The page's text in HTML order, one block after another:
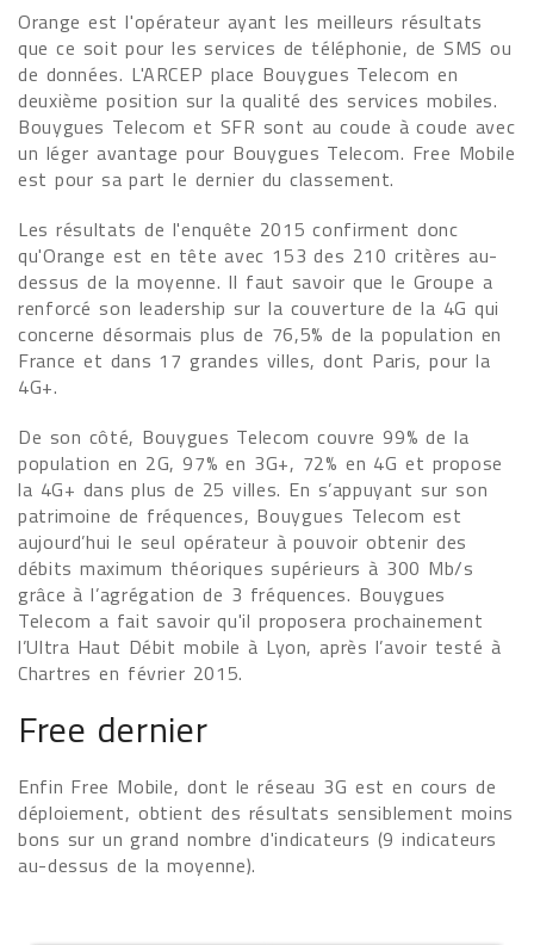
Orange est l'opérateur ayant les meilleurs résultats
que ce soit pour les services de téléphonie, de SMS ou
de données. L'ARCEP place Bouygues Telecom en
deuxième position sur la qualité des services mobiles.
Bouygues Telecom et SFR sont au coude à coude avec
un léger avantage pour Bouygues Telecom. Free Mobile
est pour sa part le dernier du classement.
Les résultats de l'enquête 2015 confirment donc
qu'Orange est en tête avec 153 des 210 critères au-
dessus de la moyenne. Il faut savoir que le Groupe a
renforcé son leadership sur la couverture de la 4G qui
concerne désormais plus de 76,5% de la population en
France et dans 17 grandes villes, dont Paris, pour la
4G+.
De son côté, Bouygues Telecom couvre 99% de la
population en 2G, 97% en 3G+, 72% en 4G et propose
la 4G+ dans plus de 25 villes. En s’appuyant sur son
patrimoine de fréquences, Bouygues Telecom est
aujourd’hui le seul opérateur à pouvoir obtenir des
débits maximum théoriques supérieurs à 300 Mb/s
grâce à l’agrégation de 3 fréquences. Bouygues
Telecom a fait savoir qu'il proposera prochainement
l’Ultra Haut Débit mobile à Lyon, après l’avoir testé à
Chartres en février 2015.
Free dernier
Enfin Free Mobile, dont le réseau 3G est en cours de
déploiement, obtient des résultats sensiblement moins
bons sur un grand nombre d'indicateurs (9 indicateurs
au-dessus de la moyenne).